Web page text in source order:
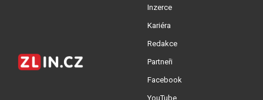
Inzerce
Kariéra
Redakce
Partneři
Facebook
YouTube